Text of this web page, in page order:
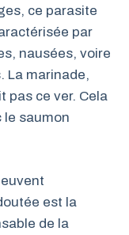
ce parasite
par
nausées, voire
La marinade,
pas ce ver. Cela
le saumon
est la
de la